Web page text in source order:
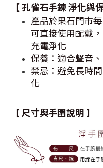
【孔雀石手鍊淨化與保
產品於果石門市
可直接使用配戴
充電淨化
保養：適合聲音
禁忌：避免長時
化
【 尺寸與手圍說明 】